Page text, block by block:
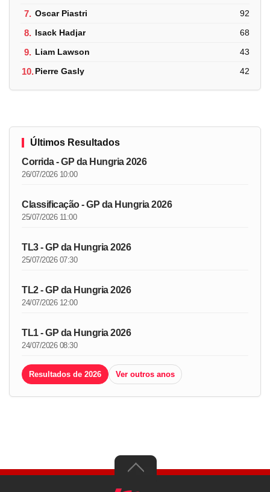
7. Oscar Piastri 92
8. Isack Hadjar 68
9. Liam Lawson 43
10.Pierre Gasly 42
Últimos Resultados
Corrida - GP da Hungria 2026
26/07/2026 10:00
Classificação - GP da Hungria 2026
25/07/2026 11:00
TL3 - GP da Hungria 2026
25/07/2026 07:30
TL2 - GP da Hungria 2026
24/07/2026 12:00
TL1 - GP da Hungria 2026
24/07/2026 08:30
Resultados de 2026 Ver outros anos